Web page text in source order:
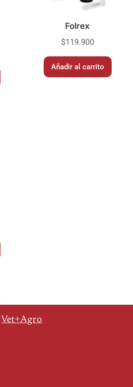
Folrex
$119.900
Añadir al carrito
Vet+Agro